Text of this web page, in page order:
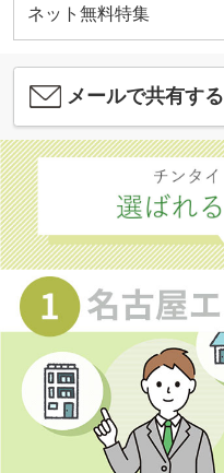
ネット無料特集
メールで共有する